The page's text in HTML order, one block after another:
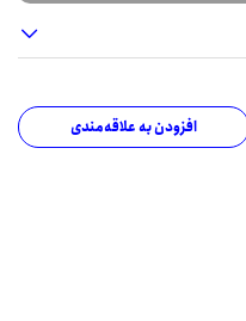
افزودن به علاقه‌مندی